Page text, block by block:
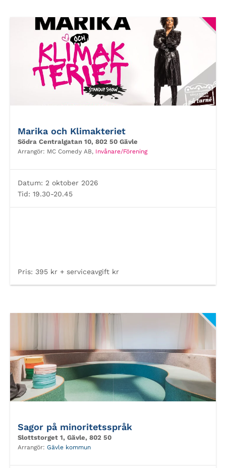
Marika och Klimakteriet
Södra Centralgatan 10, 802 50 Gävle
Arrangör: MC Comedy AB, Invånare/Förening
Datum: 2 oktober 2026
Tid: 19.30-20.45
Pris: 395 kr + serviceavgift kr
Sagor på minoritetsspråk
Slottstorget 1, Gävle, 802 50
Arrangör: Gävle kommun